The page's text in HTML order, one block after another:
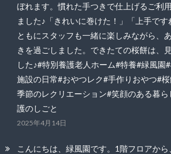
ぼれます。慣れた手つきで仕上げるご利
ました♪「きれいに巻けた！」「上手です
ともにスタッフも一緒に楽しみながら、
きを過ごしました。できたての桜餅は、
した♪#特別養護老人ホーム#特養#緑風園
施設の日常#おやつレク#手作りおやつ#
季節のレクリエーション#笑顔のある暮
護のしごと
2025年4月14日
こんにちは、緑風園です。1階フロアか